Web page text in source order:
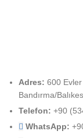
Adres: 600 Evler
Bandırma/
Telefon: +90
WhatsApp: